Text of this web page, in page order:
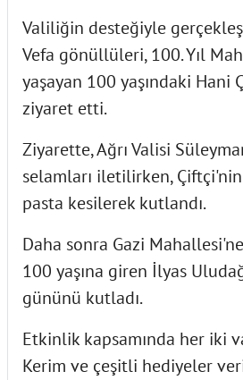
Valiliğin desteğiyle
Vefa gönüllüleri, 100. Yıl
yaşayan 100 yaşındaki Hani
ziyaret etti.
Ziyarette, Ağrı Valisi
selamları iletilirken,
pasta kesilerek kutlandı.
Daha sonra Gazi
100 yaşına giren İlyas
gününü kutladı.
Etkinlik kapsamında her iki
Kerim ve çeşitli hediyeler